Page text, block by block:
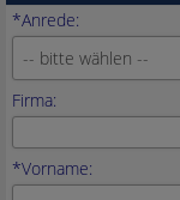
*Anrede:
Firma:
*Vorname: